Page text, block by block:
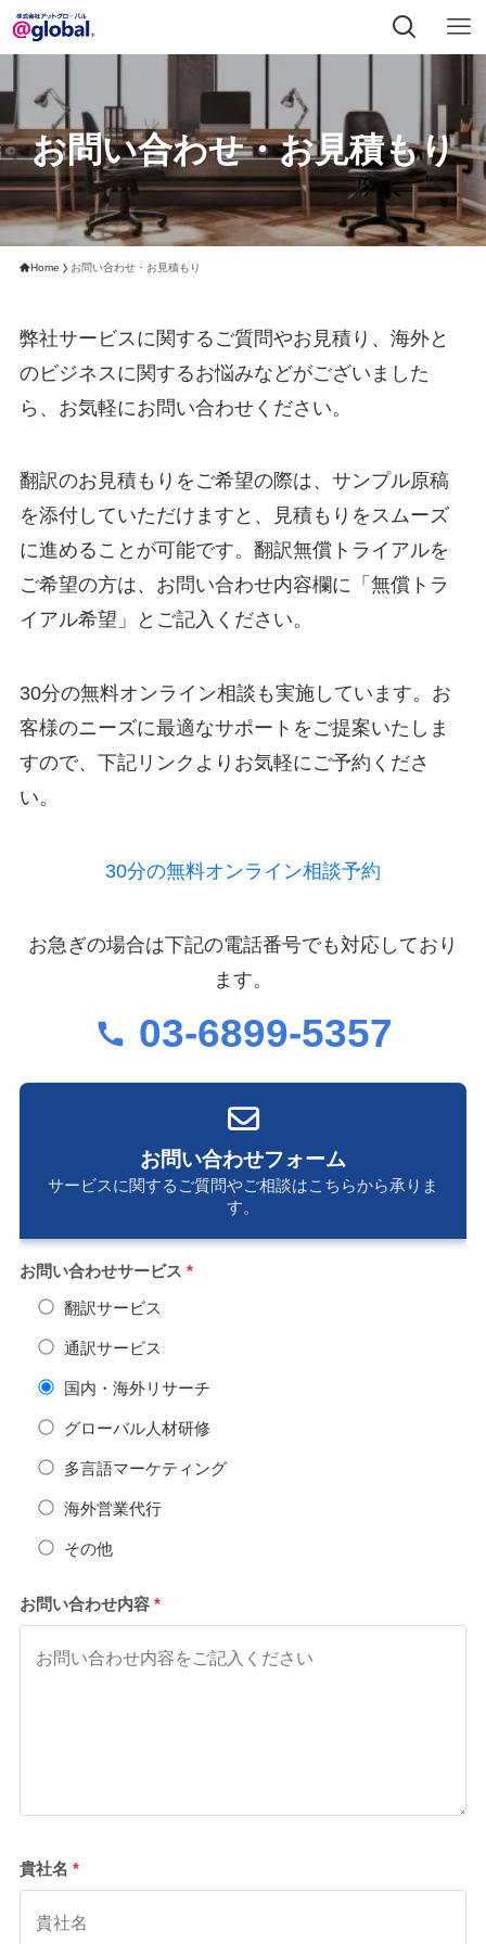
お問い合わせ・お見積もり
Home お問い合わせ・お見積もり
弊社サービスに関するご質問やお見積り、海外と
のビジネスに関するお悩みなどがございました
ら、お気軽にお問い合わせください。
翻訳のお見積もりをご希望の際は、サンプル原稿
を添付していただけますと、見積もりをスムーズ
に進めることが可能です。翻訳無償トライアルを
ご希望の方は、お問い合わせ内容欄に「無償トラ
イアル希望」とご記入ください。
30分の無料オンライン相談も実施しています。お
客様のニーズに最適なサポートをご提案いたしま
すので、下記リンクよりお気軽にご予約くださ
い。
30分の無料オンライン相談予約
お急ぎの場合は下記の電話番号でも対応しており
ます。
03-6899-5357
お問い合わせフォーム
サービスに関するご質問やご相談はこちらから承りま
す。
お問い合わせサービス *
翻訳サービス
通訳サービス
国内・海外リサーチ
グローバル人材研修
多言語マーケティング
海外営業代行
その他
お問い合わせ内容*
貴社名 *